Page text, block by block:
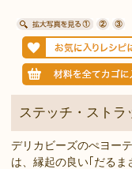
ステッチ・ストラ
デリカビーズのぺヨー
は、縁起の良い｢だるま